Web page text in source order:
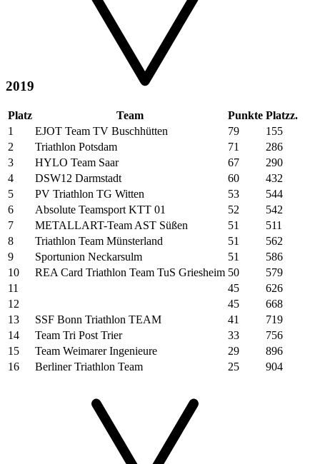
2019
Platz Team Punkte Platzz.
1
EJOT Team TV Buschhütten 79
155
2
Triathlon Potsdam 71
286
3
HYLO Team Saar 67
290
4
DSW12 Darmstadt 60
432
5
PV Triathlon TG Witten 53
544
6
Absolute Teamsport KTT 01 52
542
7
METALLART-Team AST Süßen 51
511
8
Triathlon Team Münsterland 51
562
9
Sportunion Neckarsulm 51
586
10
REA Card Triathlon Team TuS Griesheim 50
579
11
45
626
12
45
668
13
SSF Bonn Triathlon TEAM 41
719
14
Team Tri Post Trier 33
756
15
Team Weimarer Ingenieure 29
896
16
Berliner Triathlon Team 25 904